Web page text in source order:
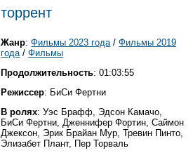
торрент
Жанр:Фильмы 2023 года/Фильмы 2019
года/Фильмы
Продолжительность: 01:03:55
Режиссер: БиСи Фертни
В ролях: Уэс Брафф, Эдсон Камачо,
БиСи Фертни, Дженнифер Фортин, Саймон
Джексон, Эрик Брайан Мур, Тревин Пинто,
Элизабет Плант, Пер Торваль